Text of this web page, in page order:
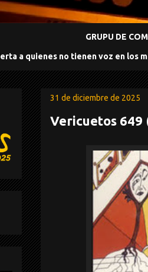
GRUPU DE
a quienes no tienen voz en los
31 de diciembre de 2025
Vericuetos 649